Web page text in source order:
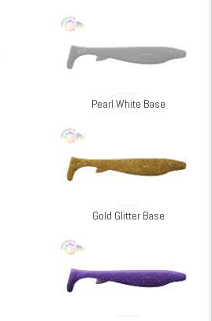
Pearl White Base
Gold Glitter Base